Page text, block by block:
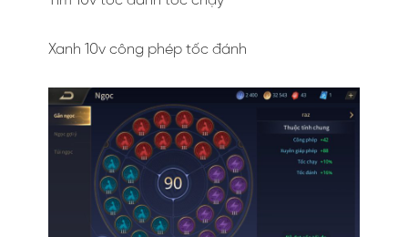
Xanh 10v công phép tốc đánh